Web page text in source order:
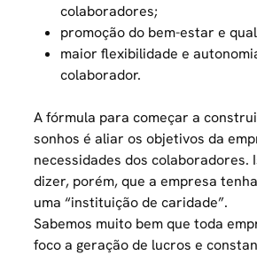
colaboradores;
promoção do bem-estar e
maior flexibilidade e
colaborador.
A fórmula para começar a
sonhos é aliar os objetivos da
necessidades dos colaboradores.
dizer, porém, que a empresa
uma “instituição de caridade”.
Sabemos muito bem que toda
foco a geração de lucros e